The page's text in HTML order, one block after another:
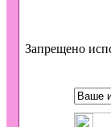
Запрещено